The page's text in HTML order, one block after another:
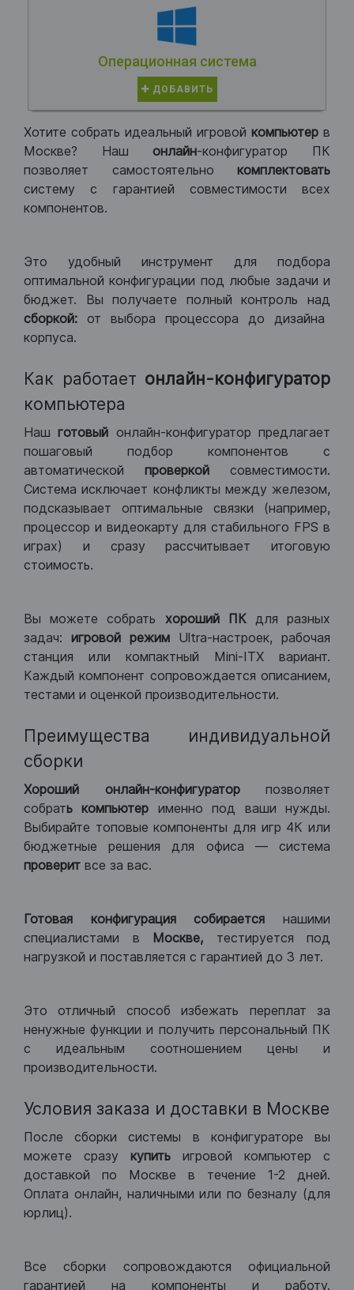
Операционная система
ДОБАВИТЬ
Хотите собрать идеальный игровой компьютер в
Москве? Нашонлайн-конфигуратор ПК
позволяет самостоятельно комплектовать
систему с гарантией совместимости всех
компонентов.
Это удобный инструмент для подбора
оптимальной конфигурации под любые задачи и
бюджет. Вы получаете полный контроль над
сборкой: от выбора процессора до дизайна
корпуса.
Как работает онлайн-конфигуратор
компьютера
Нашготовый онлайн-конфигуратор предлагает
пошаговый подбор компонентов с
автоматической проверкой совместимости.
Система исключает конфликты между железом,
подсказывает оптимальные связки (например,
процессор и видеокарту для стабильного FPS в
играх) и сразу рассчитывает итоговую
стоимость.
Вы можете собрать хороший ПКдля разных
задач: игровой режим Ultra-настроек, рабочая
станция или компактный Mini-ITX вариант.
Каждый компонент сопровождается описанием,
тестами и оценкой производительности.
Преимущества индивидуальной
сборки
Хороший онлайн-конфигураторпозволяет
собрать компьютер именно под ваши нужды.
Выбирайте топовые компоненты для игр 4К или
бюджетные решения для офиса — система
проверит все за вас.
Готовая конфигурация собираетсянашими
специалистами в Москве, тестируется под
нагрузкой и поставляется с гарантией до 3 лет.
Это отличный способ избежать переплат за
ненужные функции и получить персональный ПК
с идеальным соотношением цены и
производительности.
Условия заказа и доставки в Москве
После сборки системы в конфигураторе вы
можете сразу купить игровой компьютер с
доставкой по Москве в течение 1-2 дней.
Оплата онлайн, наличными или по безналу (для
юрлиц).
Все сборки сопровождаются официальной
гарантией на компоненты и работу.